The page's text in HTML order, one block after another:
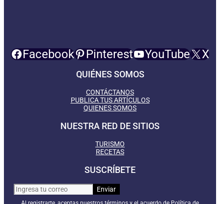
Facebook Pinterest YouTube X
QUIÉNES SOMOS
CONTÁCTANOS
PUBLICA TUS ARTÍCULOS
QUIENES SOMOS
NUESTRA RED DE SITIOS
TURISMO
RECETAS
SUSCRÍBETE